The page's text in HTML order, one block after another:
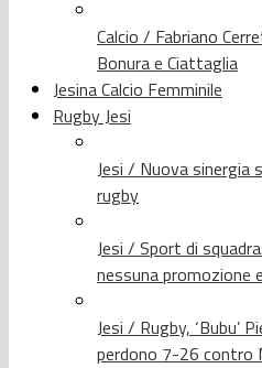
Calcio / Fabriano
Bonura e Ciattaglia
Jesina Calcio Femminile
Rugby Jesi
Jesi / Nuova sinergia
rugby
Jesi / Sport di
nessuna promozione
Jesi / Rugby, ‘Bubu’
perdono 7-26 contro